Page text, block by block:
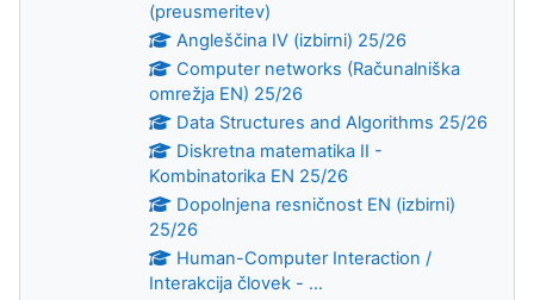
(preusmeritev)
Angleščina IV (izbirni) 25/26
Computer networks (Računalniška
omrežja EN) 25/26
Data Structures and Algorithms 25/26
Diskretna matematika II -
Kombinatorika EN 25/26
Dopolnjena resničnost EN (izbirni)
25/26
Human-Computer Interaction /
Interakcija človek - ...